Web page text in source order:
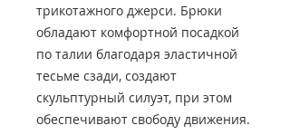
трикотажного джерси. Брюки
обладают комфортной посадкой
по талии благодаря эластичной
тесьме сзади, создают
скульптурный силуэт, при этом
обеспечивают свободу движения.